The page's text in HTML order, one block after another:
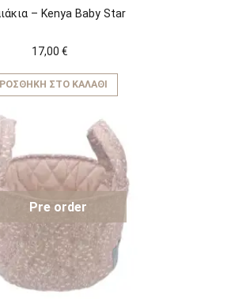
– Kenya Baby Star
17,00 €
ΣΤΟ ΚΑΛΆΘΙ
Pre order